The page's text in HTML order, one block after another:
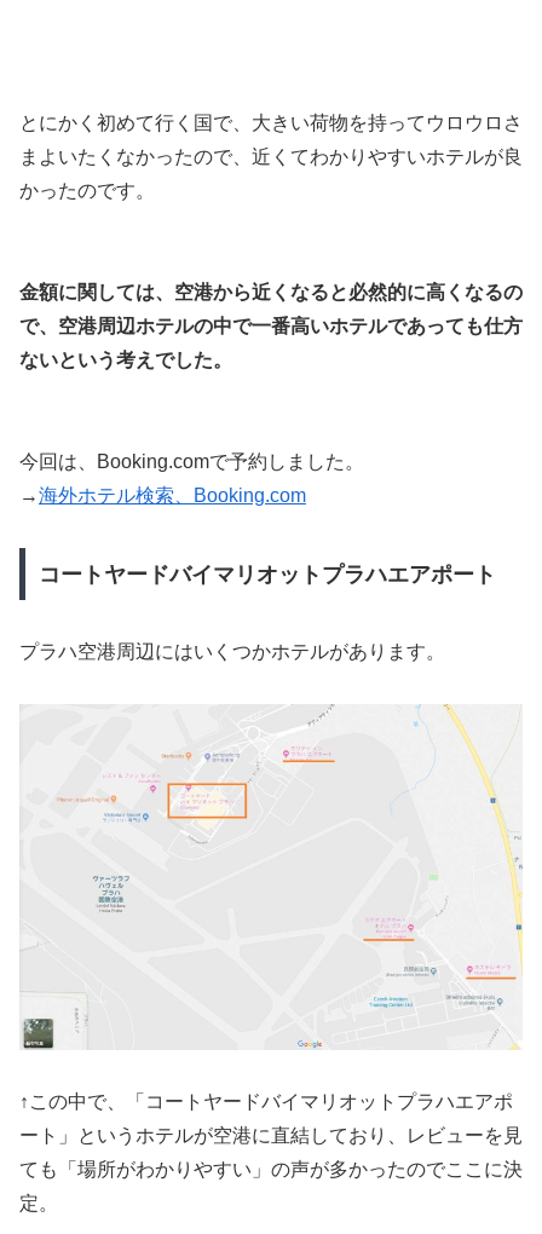
とにかく初めて行く国で、大きい荷物を持ってウロウロさ
まよいたくなかったので、近くてわかりやすいホテルが良
かったのです。
金額に関しては、空港から近くなると必然的に高くなるの
で、空港周辺ホテルの中で一番高いホテルであっても仕方
ないという考えでした。
今回は、Booking.comで予約しました。
→海外ホテル検索、Booking.com
コートヤードバイマリオットプラハエアポート
プラハ空港周辺にはいくつかホテルがあります。
↑この中で、「コートヤードバイマリオットプラハエアポ
ート」というホテルが空港に直結しており、レビューを見
ても「場所がわかりやすい」の声が多かったのでここに決
定。